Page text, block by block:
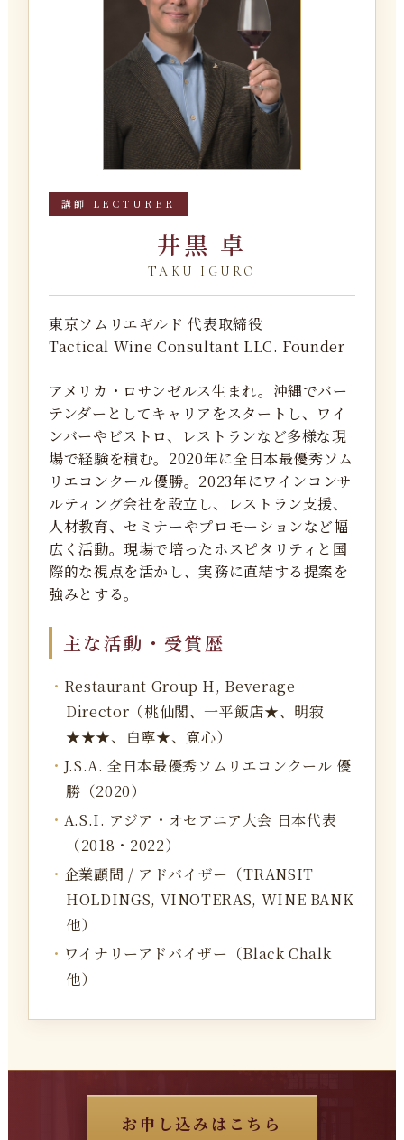
講師 LECTURER
井黒 卓
TAKU IGURO
東京ソムリエギルド 代表取締役
Tactical Wine Consultant LLC. Founder
アメリカ・ロサンゼルス生まれ。沖縄でバー
テンダーとしてキャリアをスタートし、ワイ
ンバーやビストロ、レストランなど多様な現
場で経験を積む。2020年に全日本最優秀ソム
リエコンクール優勝。2023年にワインコンサ
ルティング会社を設立し、レストラン支援、
人材教育、セミナーやプロモーションなど幅
広く活動。現場で培ったホスピタリティと国
際的な視点を活かし、実務に直結する提案を
強みとする。
主な活動・受賞歴
Restaurant Group H, Beverage
Director（桃仙閣、一平飯店★、明寂
★★★、白寧★、寛心）
J.S.A. 全日本最優秀ソムリエコンクール 優
勝（2020）
A.S.I. アジア・オセアニア大会 日本代表
（2018・2022）
企業顧問 / アドバイザー（TRANSIT
HOLDINGS, VINOTERAS, WINE BANK
他）
ワイナリーアドバイザー（Black Chalk
他）
お申し込みはこちら